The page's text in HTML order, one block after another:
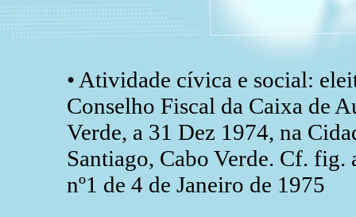
• Atividade cívica e social:
Conselho Fiscal da Caixa de
Verde, a 31 Dez 1974, na
Santiago, Cabo Verde. Cf.
nº1 de 4 de Janeiro de 1975